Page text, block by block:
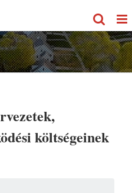
költségeinek